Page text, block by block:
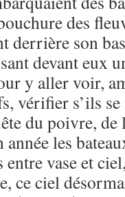
des
derrière son
devant eux
y aller voir,
vérifier s’ils
du poivre, de
année les
entre vase et
ce ciel